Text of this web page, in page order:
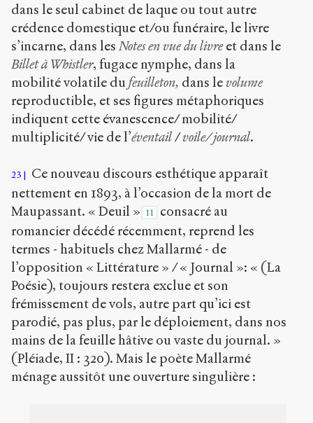
dans le seul cabinet de laque ou tout autre
crédence domestique et/ou funéraire, le livre
s’incarne, dans les Notes en vue du livreet dans le
Billet à Whistler, fugace nymphe, dans la
mobilité volatile du feuilleton, dans levolume
reproductible, et ses figures métaphoriques
indiquent cette évanescence/ mobilité/
multiplicité/ vie de l’éventail/voile/ journal.
23
Ce nouveau discours esthétique apparaît
nettement en 1893, à l’occasion de la mort de
Maupassant. « Deuil » 11 consacré au
romancier décédé récemment, reprend les
termes - habituels chez Mallarmé - de
l’opposition « Littérature » / « Journal »: « (La
Poésie), toujours restera exclue et son
frémissement de vols, autre part qu’ici est
parodié, pas plus, par le déploiement, dans nos
mains de la feuille hâtive ou vaste du journal. »
(Pléiade, II : 320). Mais le poète Mallarmé
ménage aussitôt une ouverture singulière :